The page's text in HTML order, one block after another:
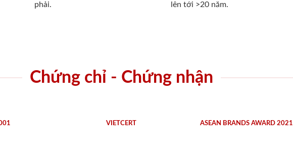
phải.
lên tới >20 năm.
Chứng chỉ - Chứng nhận
VIETCERT ASEAN BRANDS AWARD 2021